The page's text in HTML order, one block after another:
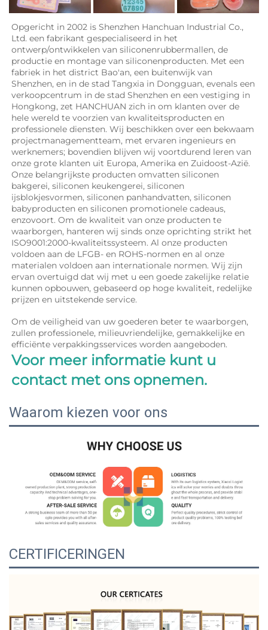
Opgericht in 2002 is Shenzhen Hanchuan Industrial Co.,
Ltd. een fabrikant gespecialiseerd in het
ontwerp/ontwikkelen van siliconenrubbermallen, de
productie en montage van siliconenproducten. Met een
fabriek in het district Bao'an, een buitenwijk van
Shenzhen, en in de stad Tangxia in Dongguan, evenals een
verkoopcentrum in de stad Shenzhen en een vestiging in
Hongkong, zet HANCHUAN zich in om klanten over de
hele wereld te voorzien van kwaliteitsproducten en
professionele diensten. Wij beschikken over een bekwaam
projectmanagementteam, met ervaren ingenieurs en
werknemers; bovendien blijven wij voortdurend leren van
onze grote klanten uit Europa, Amerika en Zuidoost-Azië.
Onze belangrijkste producten omvatten siliconen
bakgerei, siliconen keukengerei, siliconen
ijsblokjesvormen, siliconen panhandvatten, siliconen
babyproducten en siliconen promotionele cadeaus,
enzovoort. Om de kwaliteit van onze producten te
waarborgen, hanteren wij sinds onze oprichting strikt het
ISO9001:2000-kwaliteitssysteem. Al onze producten
voldoen aan de LFGB- en ROHS-normen en al onze
materialen voldoen aan internationale normen. Wij zijn
ervan overtuigd dat wij met u een goede zakelijke relatie
kunnen opbouwen, gebaseerd op hoge kwaliteit, redelijke
prijzen en uitstekende service.
Om de veiligheid van uw goederen beter te waarborgen,
zullen professionele, milieuvriendelijke, gemakkelijke en
Voor meer informatie kunt u
contact met ons opnemen.
Waarom kiezen voor ons
CERTIFICERINGEN